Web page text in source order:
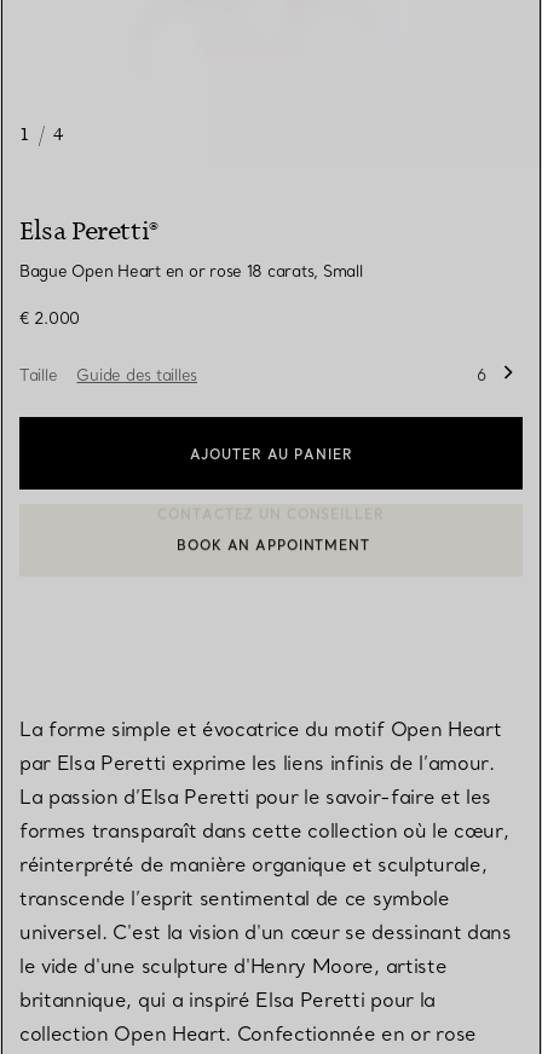
1 / 4
Elsa Peretti®
Bague Open Heart en or rose 18 carats, Small
€ 2.000
Taille Guide des tailles 6
AJOUTER AU PANIER
CONTACTER UN CONSEILLER CLIENT OU PRENDRE RENDEZ-
BOOK AN APPOINTMENT
La forme simple et évocatrice du motif Open Heart
par Elsa Peretti exprime les liens infinis de l’amour.
La passion d’Elsa Peretti pour le savoir-faire et les
formes transparaît dans cette collection où le cœur,
réinterprété de manière organique et sculpturale,
transcende l’esprit sentimental de ce symbole
universel. C'est la vision d'un cœur se dessinant dans
le vide d'une sculpture d'Henry Moore, artiste
britannique, qui a inspiré Elsa Peretti pour la
collection Open Heart. Confectionnée en or rose